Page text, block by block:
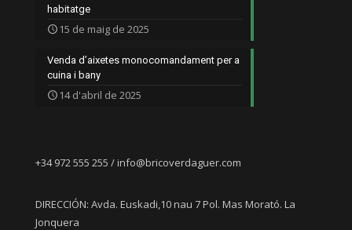
habitatge
15 de maig de 2025
Venda d’aixetes monocomandament per a
cuina i bany
14 d'abril de 2025
+34 972 555 255 / info@bricoverdaguer.com
DIRECCIÓN: Avda. Euskadi,10 nau 7 Pol. Mas Morató. La
Jonquera